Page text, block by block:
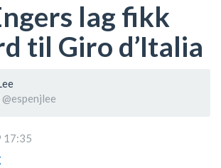
lag fikk
til Giro d’Italia
@espenjlee
17:35